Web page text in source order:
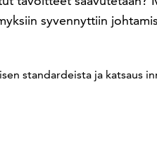
syvennyttiin
standardeista ja katsaus